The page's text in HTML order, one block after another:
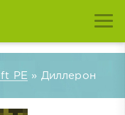
PE » Диллерон